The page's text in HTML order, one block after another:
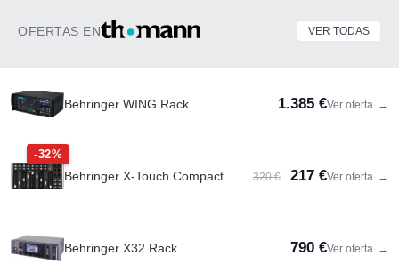
OFERTAS EN VER TODAS
Behringer WING Rack 1.385 €Ver oferta →
-32%
Behringer X-Touch Compact 320 € 217 €Ver oferta →
Behringer X32 Rack 790 €Ver oferta →